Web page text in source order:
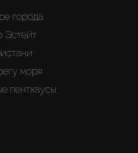
города
Эстейт
моря
пентхаусы